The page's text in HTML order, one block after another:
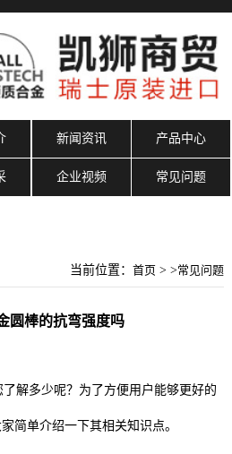
新闻资讯 产品中心
企业视频 常见问题
当前位置：首页 > >常见问题
圆棒的抗弯强度吗
解多少呢？为了方便用户能够更好的
简单介绍一下其相关知识点。